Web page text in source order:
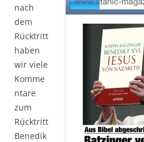
nach
dem
Rücktritt
haben
wir viele
Komme
ntare
zum
Rücktritt
Benedik